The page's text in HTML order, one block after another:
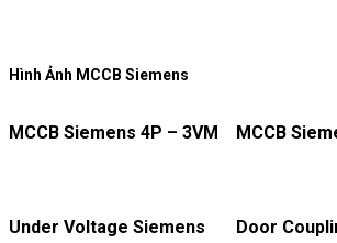
Hình Ảnh MCCB Siemens
MCCB Siemens 4P – 3VM MCCB
Under Voltage Siemens Door